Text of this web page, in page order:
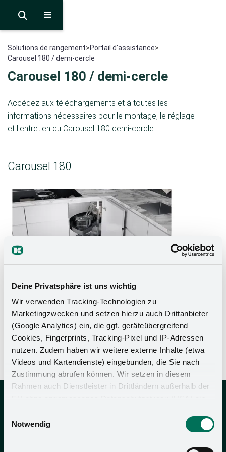
Deine Privatsphäre ist uns wichtig
Wir verwenden Tracking-Technologien zu
Marketingzwecken und setzen hierzu auch Drittanbieter
(Google Analytics) ein, die ggf. geräteübergreifend
Cookies, Fingerprints, Tracking-Pixel und IP-Adressen
nutzen. Zudem haben wir weitere externe Inhalte (etwa
Videos und Kartendienste) eingebunden, die Sie nach
Zustimmung abrufen können. Wir setzen in diesem
Rahmen auch Dienstleister in Drittländern außerhalb der
zu Sicherheits- und Überwachungszwecken zugreifen,
Rechtsmittel einlegen können. Mit Ihrer Einstellung
Notwendig

Solutions de rangement>Portail d'assistance>
Carousel 180 / demi-cercle
Carousel 180 / demi-cercle
Accédez aux téléchargements et à toutes les
informations nécessaires pour le montage, le réglage
et l'entretien du Carousel 180 demi-cercle.
Carousel 180
instructions de montage
Conseils d'entretien
ARENAplusArrêt
Mindener Str. 208